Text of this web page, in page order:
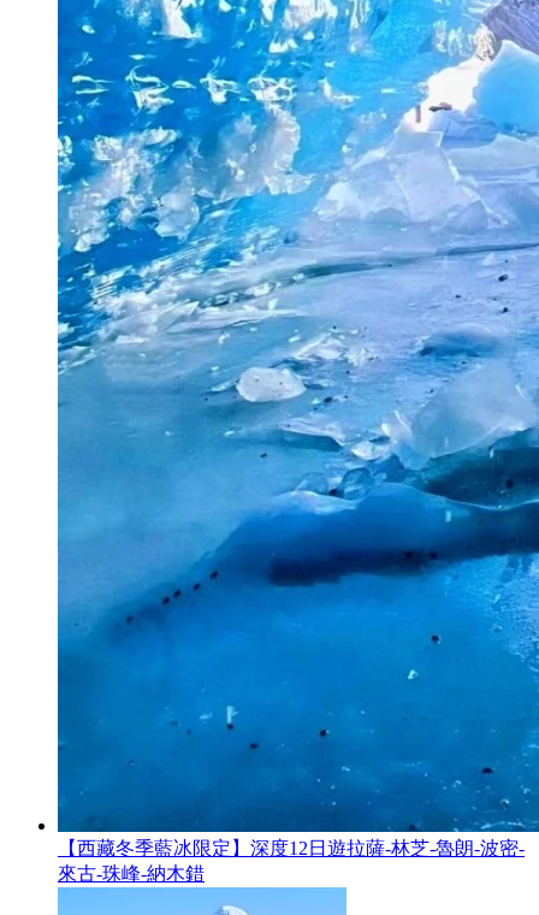
【西藏冬季藍冰限定】深度12日遊拉薩-林芝-魯朗-波密-
來古-珠峰-納木錯